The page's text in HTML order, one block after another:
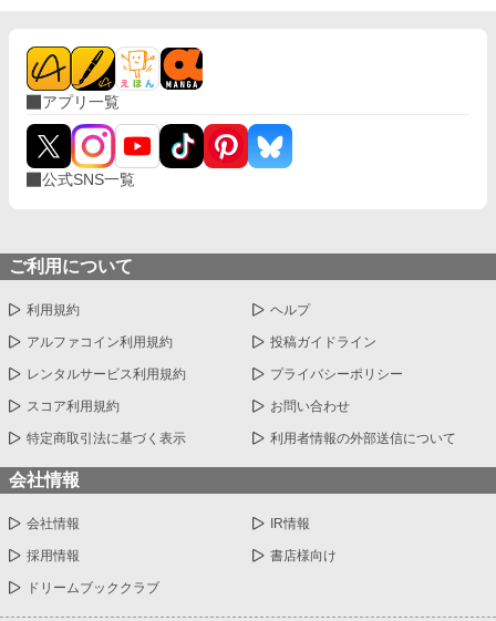
アプリ一覧
公式SNS一覧
ご利用について
利用規約 ヘルプ
アルファコイン利用規約 投稿ガイドライン
レンタルサービス利用規約 プライバシーポリシー
スコア利用規約 お問い合わせ
特定商取引法に基づく表示 利用者情報の外部送信について
会社情報
会社情報 IR情報
採用情報 書店様向け
ドリームブッククラブ